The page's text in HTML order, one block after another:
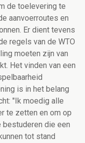
de toelevering te
aanvoerroutes en
Er dient tevens
regels van de WTO
moeten zijn van
Het vinden van een
is in het belang
"Ik moedig alle
te zetten en om op
die een
tot stand